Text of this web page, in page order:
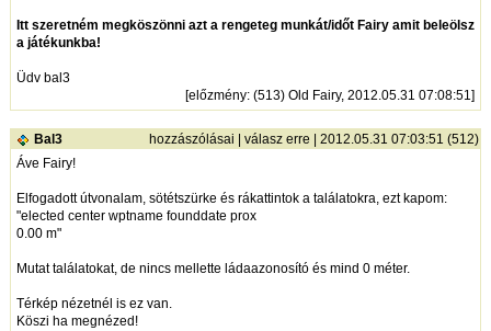
Itt szeretném megköszönni azt a rengeteg munkát/időt Fairy amit beleölsz
a játékunkba!
Üdv bal3
[előzmény: (513) Old Fairy, 2012.05.31 07:08:51]
Bal3 hozzászólásai |válasz erre | 2012.05.31 07:03:51 (512)
Áve Fairy!
Elfogadott útvonalam, sötétszürke és rákattintok a találatokra, ezt kapom:
"elected center wptname founddate prox
0.00 m"
Mutat találatokat, de nincs mellette ládaazonosító és mind 0 méter.
Térkép nézetnél is ez van.
Köszi ha megnézed!